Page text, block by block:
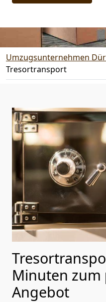
Umzugsunternehmen
Tresortransport
Minuten zum
Angebot